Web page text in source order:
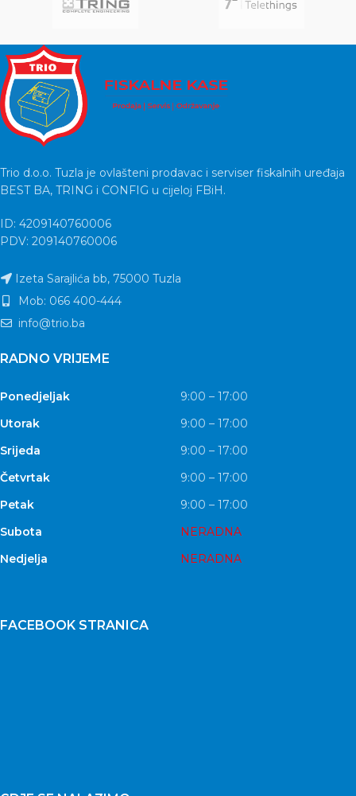
Trio d.o.o. Tuzla je ovlašteni prodavac i serviser fiskalnih uređaja
BEST BA, TRING i CONFIG u cijeloj FBiH.
ID: 4209140760006
PDV: 209140760006
Izeta Sarajlića bb, 75000 Tuzla
Mob: 066 400-444
info@trio.ba
RADNO VRIJEME
Ponedjeljak
9:00 – 17:00
Utorak
9:00 – 17:00
Srijeda
9:00 – 17:00
Četvrtak
9:00 – 17:00
Petak
9:00 – 17:00
Subota
NERADNA
Nedjelja
NERADNA
FACEBOOK STRANICA